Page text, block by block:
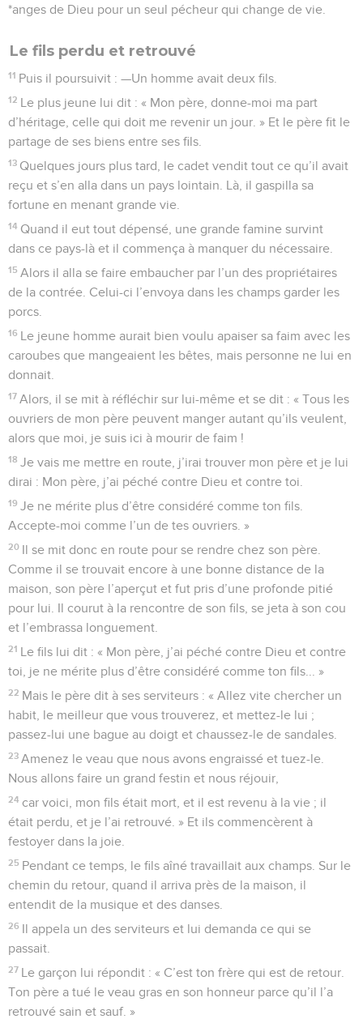
*anges de Dieu pour un seul pécheur qui change de vie.
Le fils perdu et retrouvé
11 Puis il poursuivit : —Un homme avait deux fils.
12 Le plus jeune lui dit : « Mon père, donne-moi ma part
d’héritage, celle qui doit me revenir un jour. » Et le père fit le
partage de ses biens entre ses fils.
13 Quelques jours plus tard, le cadet vendit tout ce qu’il avait
reçu et s’en alla dans un pays lointain. Là, il gaspilla sa
fortune en menant grande vie.
14 Quand il eut tout dépensé, une grande famine survint
dans ce pays-là et il commença à manquer du nécessaire.
15 Alors il alla se faire embaucher par l’un des propriétaires
de la contrée. Celui-ci l’envoya dans les champs garder les
porcs.
16 Le jeune homme aurait bien voulu apaiser sa faim avec les
caroubes que mangeaient les bêtes, mais personne ne lui en
donnait.
17 Alors, il se mit à réfléchir sur lui-même et se dit : « Tous les
ouvriers de mon père peuvent manger autant qu’ils veulent,
alors que moi, je suis ici à mourir de faim !
18 Je vais me mettre en route, j’irai trouver mon père et je lui
dirai : Mon père, j’ai péché contre Dieu et contre toi.
19 Je ne mérite plus d’être considéré comme ton fils.
Accepte-moi comme l’un de tes ouvriers. »
20 Il se mit donc en route pour se rendre chez son père.
Comme il se trouvait encore à une bonne distance de la
maison, son père l’aperçut et fut pris d’une profonde pitié
pour lui. Il courut à la rencontre de son fils, se jeta à son cou
et l’embrassa longuement.
21 Le fils lui dit : « Mon père, j’ai péché contre Dieu et contre
toi, je ne mérite plus d’être considéré comme ton fils... »
22 Mais le père dit à ses serviteurs : « Allez vite chercher un
habit, le meilleur que vous trouverez, et mettez-le lui ;
passez-lui une bague au doigt et chaussez-le de sandales.
23 Amenez le veau que nous avons engraissé et tuez-le.
Nous allons faire un grand festin et nous réjouir,
24 car voici, mon fils était mort, et il est revenu à la vie ; il
était perdu, et je l’ai retrouvé. » Et ils commencèrent à
festoyer dans la joie.
25 Pendant ce temps, le fils aîné travaillait aux champs. Sur le
chemin du retour, quand il arriva près de la maison, il
entendit de la musique et des danses.
26 Il appela un des serviteurs et lui demanda ce qui se
passait.
27 Le garçon lui répondit : « C’est ton frère qui est de retour.
Ton père a tué le veau gras en son honneur parce qu’il l’a
retrouvé sain et sauf. »